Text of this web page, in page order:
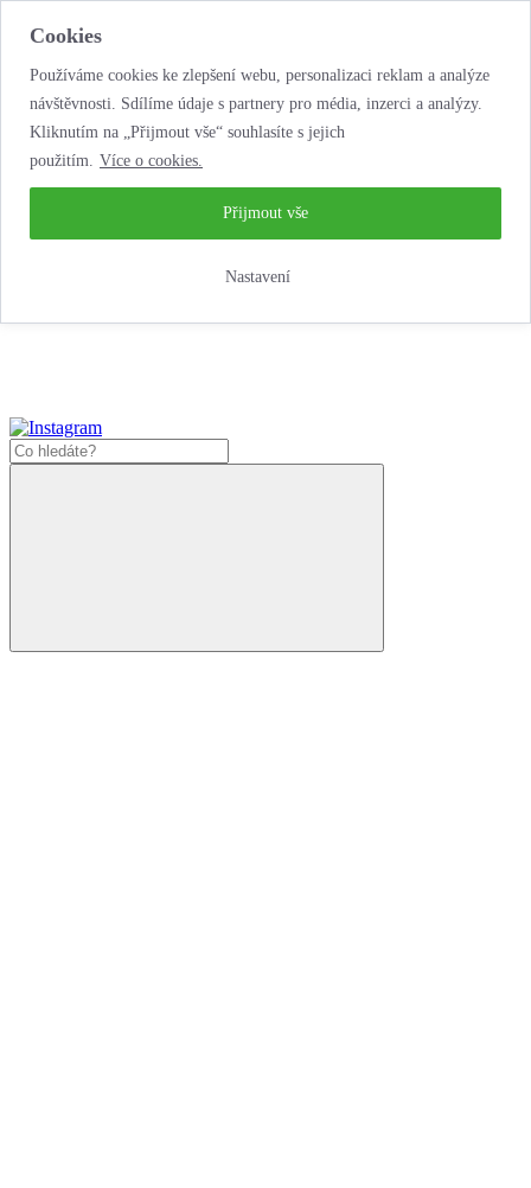
Cookies
Používáme cookies ke zlepšení webu, personalizaci reklam a analýze
návštěvnosti. Sdílíme údaje s partnery pro média, inzerci a analýzy.
Kliknutím na „Přijmout vše“ souhlasíte s jejich
použitím. Více o cookies.
Nastavení
Přijmout vše
...neobyčejná jízda životem!